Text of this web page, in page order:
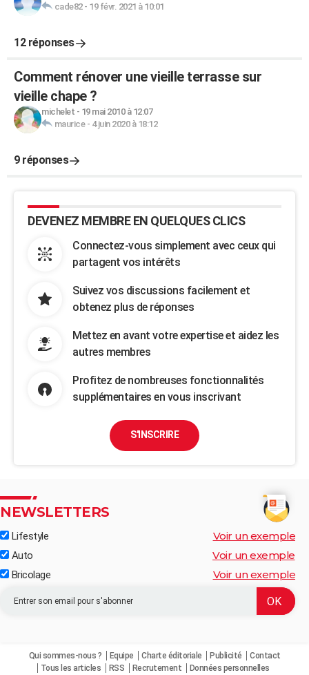
cade82- 19 févr. 2021 à 10:01
12 réponses
Comment rénover une vieille terrasse sur
vieille chape ?
michelet - 19 mai 2010 à 12:07
maurice- 4 juin 2020 à 18:12
9 réponses
DEVENEZ MEMBRE EN QUELQUES CLICS
Connectez-vous simplement avec ceux qui
partagent vos intérêts
Suivez vos discussions facilement et
obtenez plus de réponses
Mettez en avant votre expertise et aidez les
autres membres
Profitez de nombreuses fonctionnalités
supplémentaires en vous inscrivant
S'INSCRIRE
NEWSLETTERS
Lifestyle Voir un exemple
Auto Voir un exemple
Bricolage Voir un exemple
Qui sommes-nous ? Equipe Charte éditoriale Publicité
Contact
Tous les articles
RSS Recrutement Données personnelles